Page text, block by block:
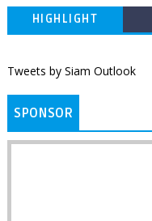
HIGHLIGHT
Tweets by Siam Outlook
SPONSOR